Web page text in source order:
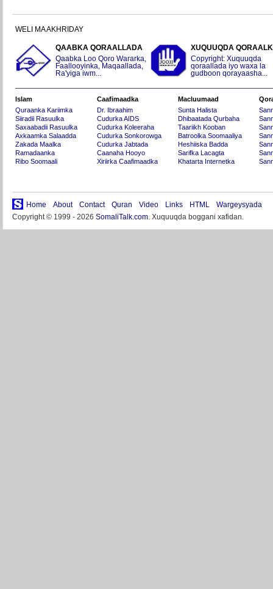
WELI MA AKHRIDAY
QAABKA QORAALLADA
Qaabka Loo Qoro Wararka,
Faallooyinka, Maqaallada,
Ra'yiga iwm...
XUQUUQDA
Copyright: Xuquuqda
qoraallada iyo waxa la
gudboon qorayaasha...
Islam
Quraanka Kariimka
Siiradii Rasuulka
Saxaabadii Rasuulka
Axkaamka Salaadda
Zakada Maalka
Ramadaanka
Ribo Soomaali
Caafimaadka
Dr. Ibraahim
Cudurka AIDS
Cudurka Koleeraha
Cudurka Sonkorowga
Cudurka Jabtada
Caanaha Hooyo
Xiriirka Caafimaadka
Macluumaad
Sunta Halista
Dhibaatada Qurbaha
Taariikh Kooban
Batroolka Soomaaliya
Heshiiska Badda
Sarifka Lacagta
Khatarta Internetka
Home About Contact Quran Video Links HTML
Wargeysyada
Copyright © 1999 - 2026 SomaliTalk.com. Xuquuqda boggani xafidan.